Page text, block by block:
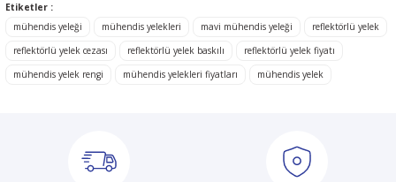
tarafımıza iletebilirsiniz.
Görüş ve önerileriniz için teşekkür ederiz.
Ürün resmi kalitesiz, bozuk veya görüntülenemiyor.
Bu ürüne benzer farklı alternatifler olmalı.
Etiketler :
mühendis yeleği
mühendis yelekleri mavi mühendis yeleği
reflektörlü yelek
reflektörlü yelek cezası
reflektörlü yelek baskılı
reflektörlü yelek fiyatı
mühendis yelek rengi
mühendis yelekleri fiyatları mühendis yelek